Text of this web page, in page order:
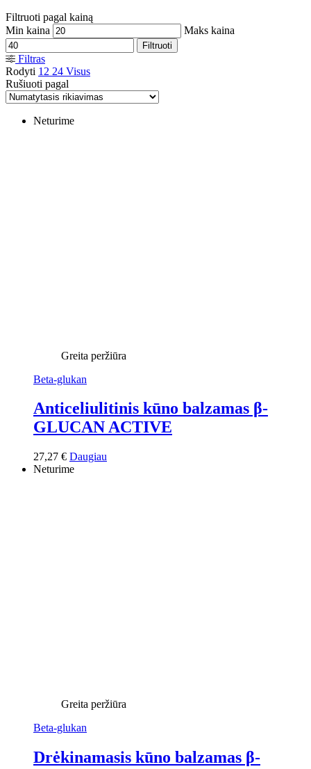
Filtruoti pagal kainą
Min kaina
Maks kaina
Filtruoti
Filtras
Rodyti 12 24 Visus
Rušiuoti pagal
Neturime
Greita peržiūra
Beta-glukan
Anticeliulitinis kūno balzamas β-
GLUCAN ACTIVE
27,27 € Daugiau
Neturime
Greita peržiūra
Beta-glukan
Drėkinamasis kūno balzamas β-